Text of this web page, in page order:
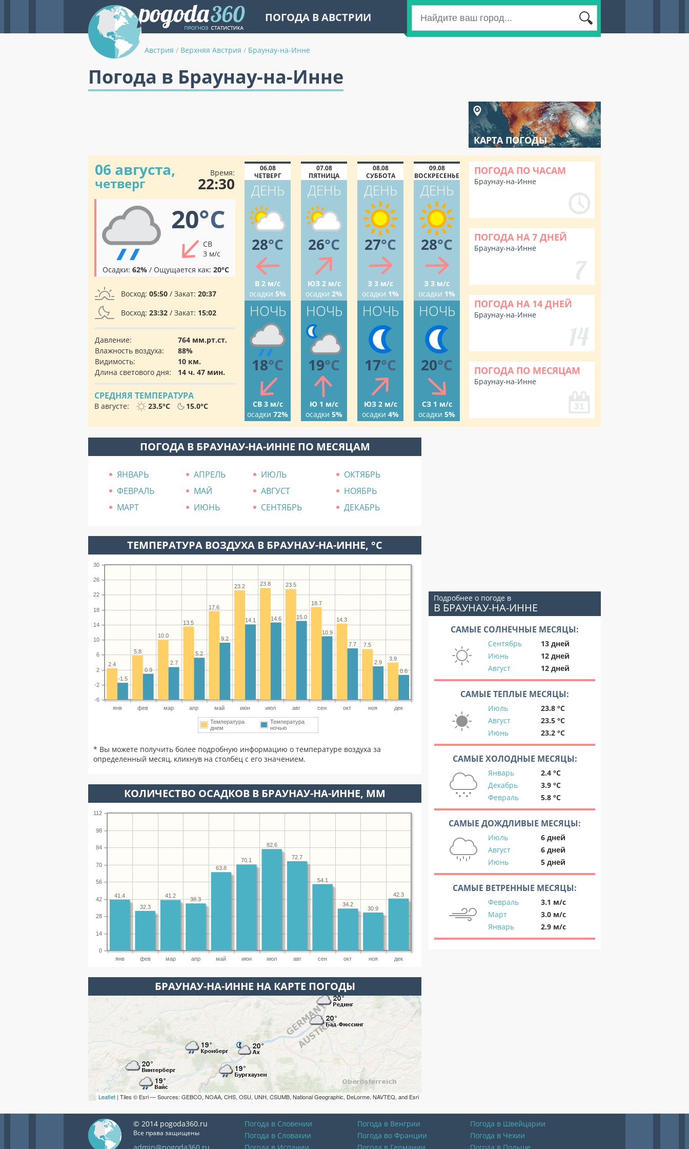
ПОГОДА В АВСТРИИ
Австрия / Верхняя Австрия / Браунау-на-Инне
Погода в Браунау-на-Инне
КАРТА ПОГОДЫ
06 августа,
четверг
Время:
22:30
20°C
СВ
3 м/с
Осадки: 62% / Ощущается как: 20°C
Восход: 05:50 / Закат: 20:37
Восход: 23:32 / Закат: 15:02
Давление:
764 мм.рт.ст.
Влажность воздуха:
88%
Видимость:
10 км.
Длина светового дня:
14 ч. 47 мин.
СРЕДНЯЯ ТЕМПЕРАТУРА
В августе: 23.5°C 15.0°C
06.08
ЧЕТВЕРГ
ДЕНЬ
28°C
В 2 м/с
осадки 5%
НОЧЬ
18°C
СВ 3 м/с
осадки 72%
07.08
ПЯТНИЦА
ДЕНЬ
26°C
ЮЗ 2 м/с
осадки 2%
НОЧЬ
19°C
Ю 1 м/с
осадки 5%
08.08
СУББОТА
ДЕНЬ
27°C
З 3 м/с
осадки 1%
НОЧЬ
17°C
ЮЗ 2 м/с
осадки 4%
09.08
ВОСКРЕСЕНЬЕ
ДЕНЬ
28°C
З 3 м/с
осадки 1%
НОЧЬ
20°C
СЗ 1 м/с
осадки 5%
ПОГОДА ПО ЧАСАМ
Браунау-на-Инне
ПОГОДА НА 7 ДНЕЙ
Браунау-на-Инне
ПОГОДА НА 14 ДНЕЙ
Браунау-на-Инне
ПОГОДА ПО МЕСЯЦАМ
Браунау-на-Инне
ПОГОДА В БРАУНАУ-НА-ИННЕ ПО МЕСЯЦАМ
ЯНВАРЬ АПРЕЛЬ ИЮЛЬ
ОКТЯБРЬ
ФЕВРАЛЬ
МАЙ АВГУСТ
НОЯБРЬ
МАРТ
ИЮНЬ СЕНТЯБРЬ ДЕКАБРЬ
ТЕМПЕРАТУРА ВОЗДУХА В БРАУНАУ-НА-ИННЕ, °C
янв фев мар апр май июн июл авг сен окт ноя дек
-6
-2
2
6
10
14
18
22
26
30
3.9
7.5
14.3
18.7
23.5
23.8
23.2
17.6
13.5
10.0
5.8
2.4
0.6
2.9
7.7
10.9
15.0
14.6
14.1
9.2
5.2
2.7
0.9
-1.5
Температура
днем
Температура
ночью
* Вы можете получить более подробную информацию о температуре воздуха за
определенный месяц, кликнув на столбец с его значением.
КОЛИЧЕСТВО ОСАДКОВ В БРАУНАУ-НА-ИННЕ, ММ
янв фев мар апр май июн июл авг сен окт ноя дек
0
14
28
42
56
70
84
98
112
42.3
30.9
34.2
54.1
72.7
82.6
70.1
63.8
38.3
41.2
32.3
41.4
БРАУНАУ-НА-ИННЕ НА КАРТЕ ПОГОДЫ
Leaflet | Tiles © Esri — Sources: GEBCO, NOAA, CHS, OSU, UNH, CSUMB, National Geographic, DeLorme, NAVTEQ, and Esri
Подробнее о погоде в
В БРАУНАУ-НА-ИННЕ
САМЫЕ СОЛНЕЧНЫЕ МЕСЯЦЫ:
Сентябрь
13 дней
Июнь
12 дней
Август
12 дней
САМЫЕ ТЕПЛЫЕ МЕСЯЦЫ:
Июль
23.8 °C
Август
23.5 °C
Июнь
23.2 °C
САМЫЕ ХОЛОДНЫЕ МЕСЯЦЫ:
Январь
2.4 °C
Декабрь
3.9 °C
Февраль
5.8 °C
САМЫЕ ДОЖДЛИВЫЕ МЕСЯЦЫ:
Июль
6 дней
Август
6 дней
Июнь
5 дней
САМЫЕ ВЕТРЕННЫЕ МЕСЯЦЫ:
Февраль
3.1 м/с
Март
3.0 м/с
Январь
2.9 м/с
© 2014 pogoda360.ru
Все права защищены
Погода в Словении Погода в Венгрии
Погода в Швейцарии
Погода в Словакии
Погода во Франции
Погода в Чехии